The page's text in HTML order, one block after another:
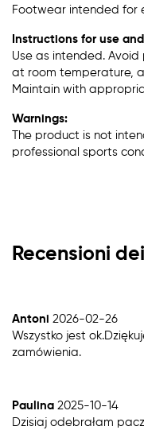
Footwear intended for
Instructions for use
Use as intended.
at room temperature,
Maintain with
Warnings:
The product is not
professional sports
Recensioni
Antoni 2026-02-26
Wszystko jest
zamówienia.
Paulina 2025-10-14
Dzisiaj odebrałam